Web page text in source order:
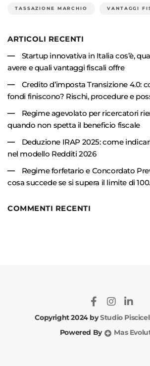
TASSAZIONE MARCHIO VANTAGGI
ARTICOLI RECENTI
Startup innovativa in Italia cos’è,
avere e quali vantaggi fiscali offre
Credito d’imposta Transizione 4.0:
fondi finiscono? Rischi, procedure e
Regime agevolato per ricercatori
quando non spetta il beneficio fiscale
Deduzione IRAP 2025: come
nel modello Redditi 2026
Regime forfetario e Concordato
cosa succede se si supera il limite di
COMMENTI RECENTI
Copyright 2024 byStudio
Powered By
Mas